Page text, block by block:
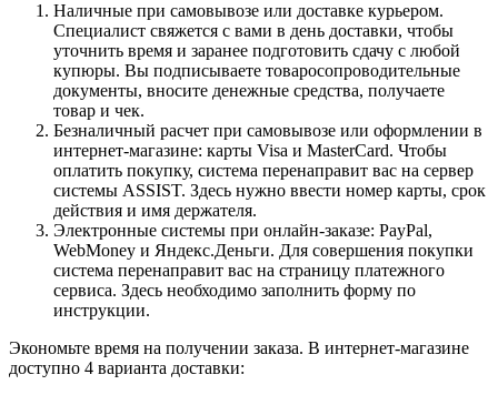
Наличные при самовывозе или доставке курьером.
Специалист свяжется с вами в день доставки, чтобы
уточнить время и заранее подготовить сдачу с любой
купюры. Вы подписываете товаросопроводительные
документы, вносите денежные средства, получаете
товар и чек.
Безналичный расчет при самовывозе или оформлении в
интернет-магазине: карты Visa и MasterCard. Чтобы
оплатить покупку, система перенаправит вас на сервер
системы ASSIST. Здесь нужно ввести номер карты, срок
действия и имя держателя.
Электронные системы при онлайн-заказе: PayPal,
WebMoney и Яндекс.Деньги. Для совершения покупки
система перенаправит вас на страницу платежного
сервиса. Здесь необходимо заполнить форму по
инструкции.
Экономьте время на получении заказа. В интернет-магазине
доступно 4 варианта доставки: